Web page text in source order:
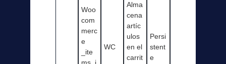
Woo
com
merc
e
_ite
WC
Alma
cena
artíc
ulos
en el
carrit
Persi
stent
e